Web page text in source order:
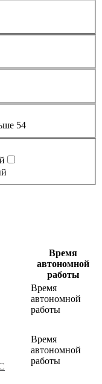
54
Время
автономной
работы
Время
автономной
работы
Время
автономной
работы